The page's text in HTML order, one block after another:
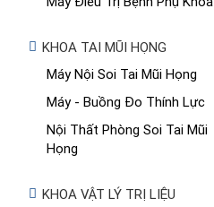
KHOA TAI MŨI HỌNG
Máy Nội Soi Tai Mũi Họng
Máy - Buồng Đo Thính Lực
Nội Thất Phòng Soi Tai Mũi
Họng
KHOA VẬT LÝ TRỊ LIỆU